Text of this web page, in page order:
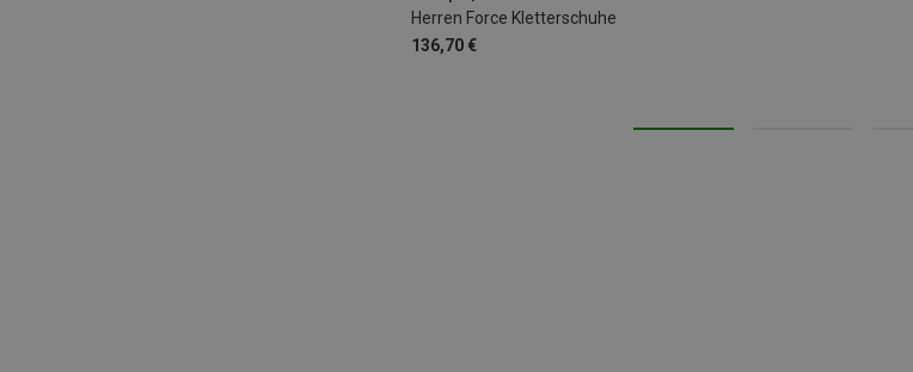
Herren Force Kletterschuhe
136,70 €